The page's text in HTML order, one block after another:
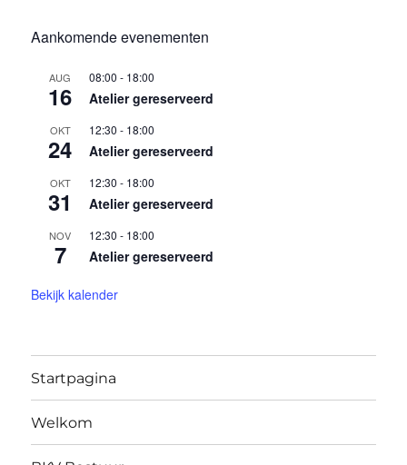
Aankomende evenementen
AUG
16
08:00 - 18:00
Atelier gereserveerd
OKT
24
12:30 - 18:00
Atelier gereserveerd
OKT
31
12:30 - 18:00
Atelier gereserveerd
NOV
7
12:30 - 18:00
Atelier gereserveerd
Bekijk kalender
Startpagina
Welkom